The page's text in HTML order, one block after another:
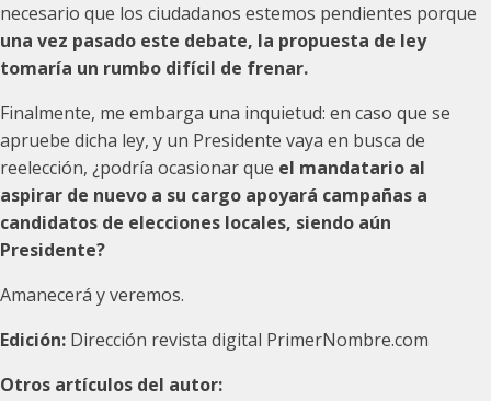
necesario que los ciudadanos estemos pendientes porque
una vez pasado este debate, la propuesta de ley
tomaría un rumbo difícil de frenar.
Finalmente, me embarga una inquietud: en caso que se
apruebe dicha ley, y un Presidente vaya en busca de
reelección, ¿podría ocasionar que el mandatario al
aspirar de nuevo a su cargo apoyará campañas a
candidatos de elecciones locales, siendo aún
Presidente?
Amanecerá y veremos.
Edición: Dirección revista digital PrimerNombre.com
Otros artículos del autor: